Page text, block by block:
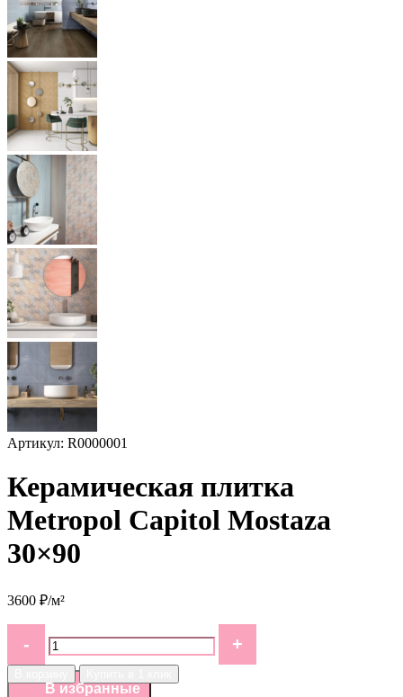
Артикул: R0000001
Керамическая плитка
Metropol Capitol Mostaza
30×90
3600 ₽/м²
В избранные